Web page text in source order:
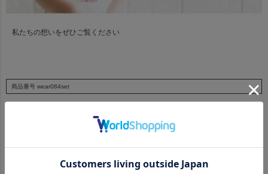
私たちの想いをぜひご覧ください
商品番号 wear084set
必